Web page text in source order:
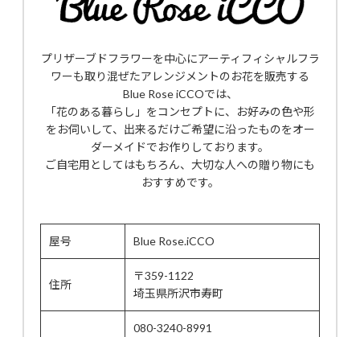
プリザーブドフラワーを中心にアーティフィシャルフラ
ワーも取り混ぜたアレンジメントのお花を販売する
Blue Rose iCCOでは、
「花のある暮らし」をコンセプトに、お好みの色や形
をお伺いして、出来るだけご希望に沿ったものをオー
ダーメイドでお作りしております。
ご自宅用としてはもちろん、大切な人への贈り物にも
おすすめです。
屋号 Blue Rose.iCCO
住所
〒359-1122
埼玉県所沢市寿町
080-3240-8991